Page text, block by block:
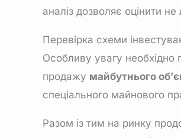
аналіз дозволяє оцінити
Перевірка схеми
Особливу увагу необхідно
продажу майбутнього
спеціального майнового
Разом із тим на ринку